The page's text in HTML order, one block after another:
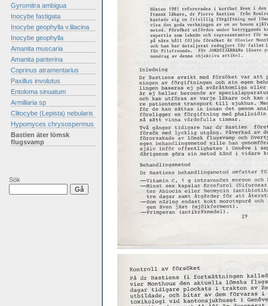
Gyromitra ambigua
Inocybe fastigata
Inocybe geophylla v.lilacina
Inocybe geophylla
Amanita muscaria
Amanita panterina
Coprinus atramentarius
Paxillus involutus
Entoloma sinuatum
Armillaria sp
Clitocybe (Lepista) nebularis
Hypomyces chrysospermus
Bastien äter lömsk
flugsvamp
Sök